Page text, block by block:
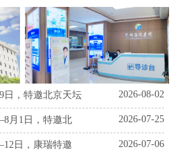
日，特邀北京天坛 2026-08-02
月1日，特邀北 2026-07-25
日，康瑞特邀 2026-07-06